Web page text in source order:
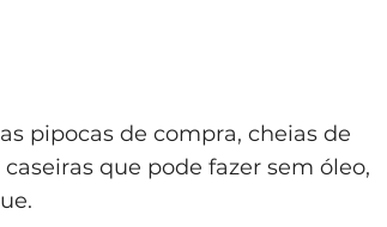
pipocas de compra, cheias de
que pode fazer sem óleo,